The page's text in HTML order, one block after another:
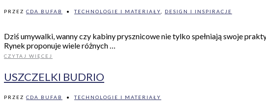
PRZEZ CDA BUFAB • TECHNOLOGIE I MATERIAŁY DESIGN I INSPIRACJE
Dziś umywalki, wanny czy kabiny prysznicowe nie tylko spełniają swoje
Rynek proponuje wiele różnych …
CZYTAJ WIĘCEJ
USZCZELKI BUDRIO
PRZEZ CDA BUFAB • TECHNOLOGIE I MATERIAŁY